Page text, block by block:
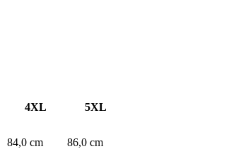
4XL 5XL
84,0 cm 86,0 cm